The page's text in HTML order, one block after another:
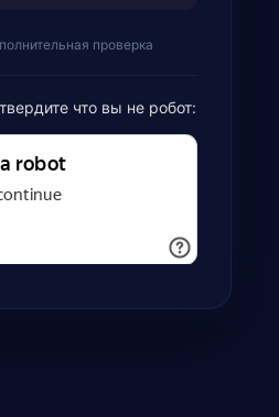
проверка
что вы не робот: